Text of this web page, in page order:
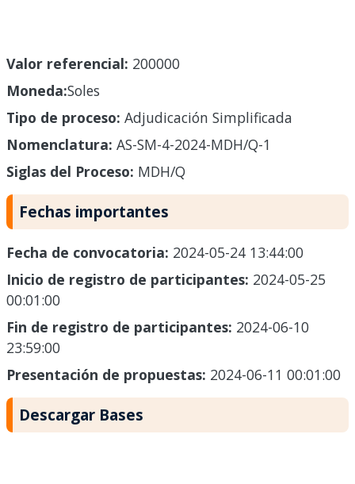
Valor referencial: 200000
Moneda:Soles
Tipo de proceso: Adjudicación Simplificada
Nomenclatura: AS-SM-4-2024-MDH/Q-1
Siglas del Proceso: MDH/Q
Fechas importantes
Fecha de convocatoria: 2024-05-24 13:44:00
Inicio de registro de participantes: 2024-05-25
00:01:00
Fin de registro de participantes: 2024-06-10
23:59:00
Presentación de propuestas: 2024-06-11 00:01:00
Descargar Bases